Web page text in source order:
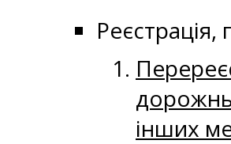
Реєстрація,
інших